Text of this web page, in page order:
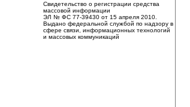
Свидетельство о регистрации средства
массовой информации
ЭЛ № ФС 77-39430 от 15 апреля 2010.
Выдано федеральной службой по надзору в
сфере связи, информационных технологий
и массовых коммуникаций